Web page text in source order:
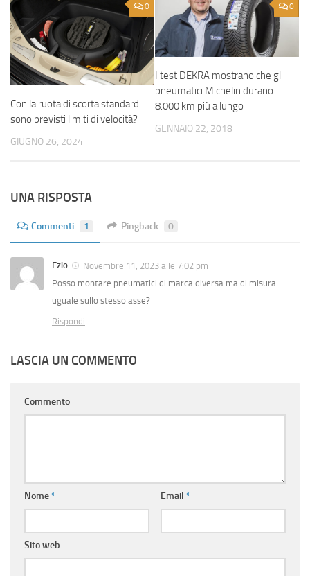
0
Con la ruota di scorta standard
sono previsti limiti di velocità?
GIUGNO 26, 2024
0
I test DEKRA mostrano che gli
pneumatici Michelin durano
8.000 km più a lungo
GENNAIO 22, 2018
UNA RISPOSTA
Commenti 1 Pingback 0
Ezio
Novembre 11, 2023 alle 7:02 pm
Posso montare pneumatici di marca diversa ma di misura
uguale sullo stesso asse?
Rispondi
LASCIA UN COMMENTO
Commento
Nome* Email *
Sito web